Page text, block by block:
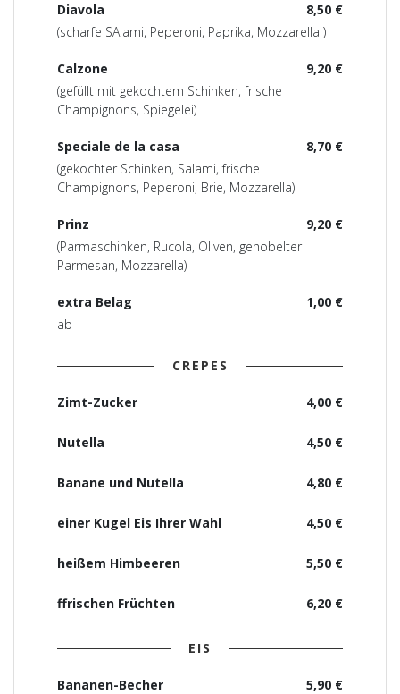
8,50 €
Diavola
(scharfe SAlami, Peperoni, Paprika, Mozzarella )
9,20 €
Calzone
(gefüllt mit gekochtem Schinken, frische
Champignons, Spiegelei)
8,70 €
Speciale de la casa
(gekochter Schinken, Salami, frische
Champignons, Peperoni, Brie, Mozzarella)
9,20 €
Prinz
(Parmaschinken, Rucola, Oliven, gehobelter
Parmesan, Mozzarella)
1,00 €
extra Belag
ab
CREPES
4,00 €
Zimt-Zucker
4,50 €
Nutella
4,80 €
Banane und Nutella
4,50 €
einer Kugel Eis Ihrer Wahl
5,50 €
heißem Himbeeren
6,20 €
ffrischen Früchten
EIS
5,90 €
Bananen-Becher